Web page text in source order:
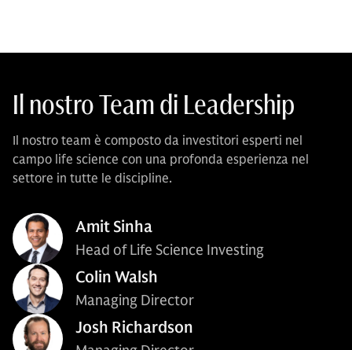
Il nostro Team di Leadership
Il nostro team è composto da investitori esperti nel
campo life science con una profonda esperienza nel
settore in tutte le discipline.
Amit Sinha
Head of Life Science Investing
Colin Walsh
Managing Director
Josh Richardson